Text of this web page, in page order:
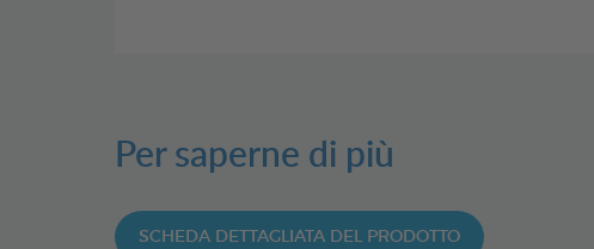
Per saperne di più
SCHEDA DETTAGLIATA DEL PRODOTTO